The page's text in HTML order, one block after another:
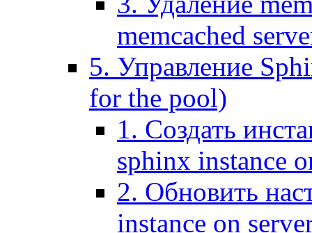
memcached
5. Управление
for the pool)
1. Создать
sphinx instance
2. Обновить
instance on